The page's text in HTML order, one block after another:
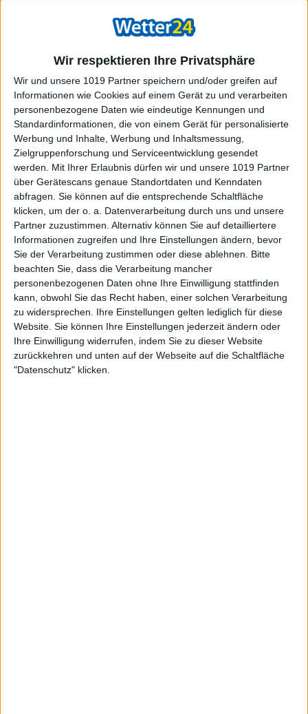
Wir respektieren Ihre Privatsphäre
Wir und unsere 1019 Partner speichern und/oder greifen auf
Informationen wie Cookies auf einem Gerät zu und verarbeiten
personenbezogene Daten wie eindeutige Kennungen und
Standardinformationen, die von einem Gerät für personalisierte
Werbung und Inhalte, Werbung und Inhaltsmessung,
Zielgruppenforschung und Serviceentwicklung gesendet
werden.
Mit Ihrer Erlaubnis dürfen wir und unsere 1019 Partner
über Gerätescans genaue Standortdaten und Kenndaten
abfragen. Sie können auf die entsprechende Schaltfläche
klicken, um der o. a. Datenverarbeitung durch uns und unsere
Partner zuzustimmen. Alternativ können Sie auf detailliertere
Informationen zugreifen und Ihre Einstellungen ändern, bevor
Sie der Verarbeitung zustimmen oder diese ablehnen.
Bitte
beachten Sie, dass die Verarbeitung mancher
personenbezogenen Daten ohne Ihre Einwilligung stattfinden
kann, obwohl Sie das Recht haben, einer solchen Verarbeitung
zu widersprechen. Ihre Einstellungen gelten lediglich für diese
Website. Sie können Ihre Einstellungen jederzeit ändern oder
Ihre Einwilligung widerrufen, indem Sie zu dieser Website
zurückkehren und unten auf der Webseite auf die Schaltfläche
"Datenschutz" klicken.